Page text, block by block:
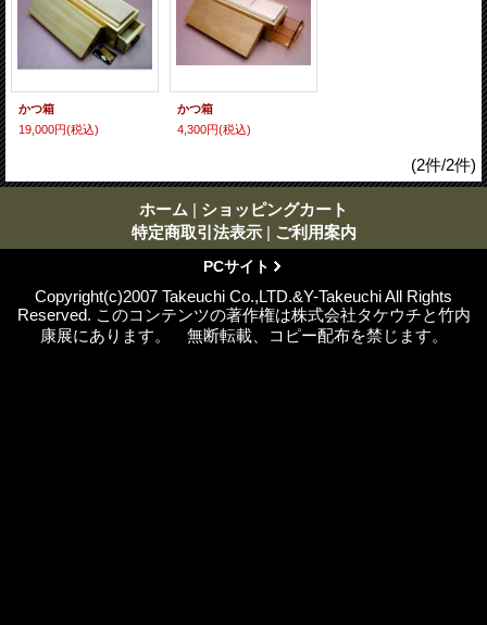
かつ箱
19,000円(税込)
かつ箱
4,300円(税込)
(2件/2件)
ホーム | ショッピングカート
特定商取引法表示 | ご利用案内
PCサイト
Copyright(c)2007 Takeuchi Co.,LTD.&Y-Takeuchi All Rights
Reserved. このコンテンツの著作権は株式会社タケウチと竹内
康展にあります。 無断転載、コピー配布を禁じます。